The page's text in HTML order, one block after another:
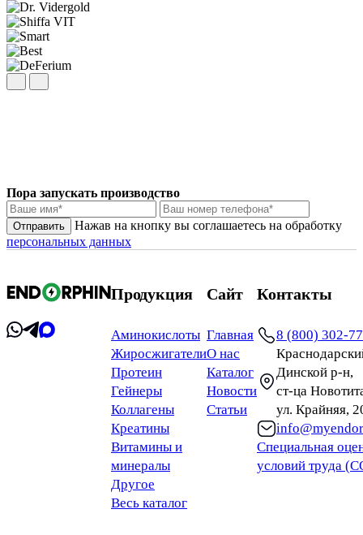
Пора запускать производство
Нажав на кнопку вы соглашаетесь на обработку
персональных данных
Продукция
Аминокислоты
Жиросжигатели
Протеин
Гейнеры
Коллагены
Креатины
Витамины и
минералы
Другое
Весь каталог
Сайт
Главная
О нас
Каталог
Новости
Статьи
Контакты
8 (800) 302-
Динской р-н,
ст‑ца
ул. Крайняя,
Специальная
условий труда